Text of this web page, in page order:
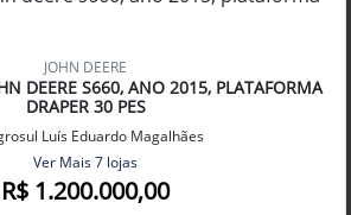
JOHN DEERE
DEERE S660, ANO 2015, PLATAFORMA
DRAPER 30 PES
Luís Eduardo Magalhães
Ver Mais 7 lojas
R$ 1.200.000,00